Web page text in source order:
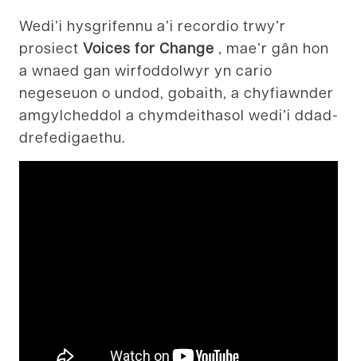
Wedi’i hysgrifennu a’i recordio trwy’r
prosiect Voices for Change , mae’r gân hon
a wnaed gan wirfoddolwyr yn cario
negeseuon o undod, gobaith, a chyfiawnder
amgylcheddol a chymdeithasol wedi’i ddad-
drefedigaethu.